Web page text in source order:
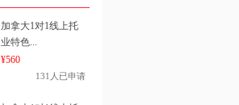
加拿大1对1线上托
业特色...
¥560
131人已申请